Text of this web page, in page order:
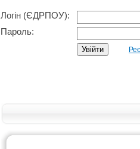
Логін (ЄДРПОУ):
Пароль: